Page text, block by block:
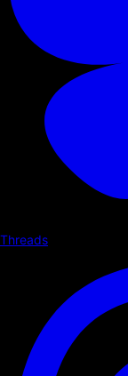
Threads